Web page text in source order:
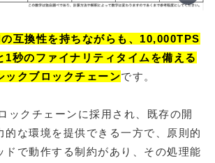
互換性を持ちながらも、10,000TPS
1秒のファイナリティタイムを備える
ックブロックチェーンです。
ックチェーンに採用され、既存の開
的な環境を提供できる一方で、原則的
ドで動作する制約があり、その処理能